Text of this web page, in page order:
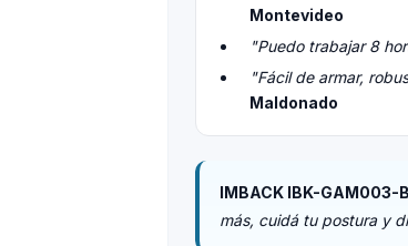
Montevideo
"Puedo trabajar 8
"Fácil de armar,
Maldonado
IMBACK IBK-GAM003-
más, cuidá tu postura y